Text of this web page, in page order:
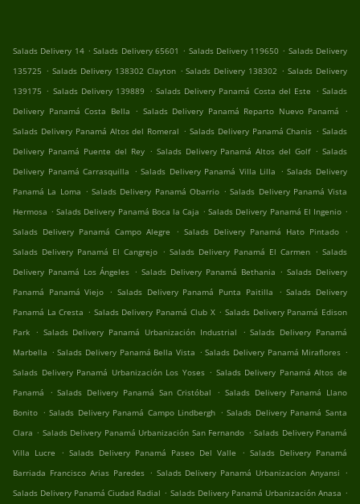
Salads Delivery 14 . Salads Delivery 65601 . Salads Delivery 119650 . Salads Delivery
135725 . Salads Delivery 138302 Clayton . Salads Delivery 138302 . Salads Delivery
139175 . Salads Delivery 139889 . Salads Delivery Panamá Costa del Este . Salads
Delivery Panamá Costa Bella . Salads Delivery Panamá Reparto Nuevo Panamá
.
Salads Delivery Panamá Altos del Romeral . Salads Delivery Panamá Chanis . Salads
Delivery Panamá Puente del Rey . Salads Delivery Panamá Altos del Golf . Salads
Delivery Panamá Carrasquilla . Salads Delivery Panamá Villa Lilla . Salads Delivery
Panamá La Loma . Salads Delivery Panamá Obarrio . Salads Delivery Panamá Vista
Hermosa . Salads Delivery Panamá Boca la Caja . Salads Delivery Panamá El Ingenio .
Salads Delivery Panamá Campo Alegre
. Salads Delivery Panamá Hato Pintado .
Salads Delivery Panamá El Cangrejo . Salads Delivery Panamá El Carmen . Salads
Delivery Panamá Los Ángeles . Salads Delivery Panamá Bethania . Salads Delivery
Panamá Panamá Viejo . Salads Delivery Panamá Punta Paitilla . Salads Delivery
Panamá La Cresta . Salads Delivery Panamá Club X . Salads Delivery Panamá Edison
Park . Salads Delivery Panamá Urbanización Industrial . Salads Delivery Panamá
Marbella . Salads Delivery Panamá Bella Vista . Salads Delivery Panamá Miraflores .
Salads Delivery Panamá Urbanización Los Yoses . Salads Delivery Panamá Altos de
Panamá
. Salads Delivery Panamá San Cristóbal . Salads Delivery Panamá Llano
Bonito . Salads Delivery Panamá Campo Lindbergh . Salads Delivery Panamá Santa
Clara . Salads Delivery Panamá Urbanización San Fernando . Salads Delivery Panamá
Villa Lucre
. Salads Delivery Panamá Paseo Del Valle . Salads Delivery Panamá
Barriada Francisco Arias Paredes . Salads Delivery Panamá Urbanizacion Anyansi .
Salads Delivery Panamá Ciudad Radial . Salads Delivery Panamá Urbanización Anasa .